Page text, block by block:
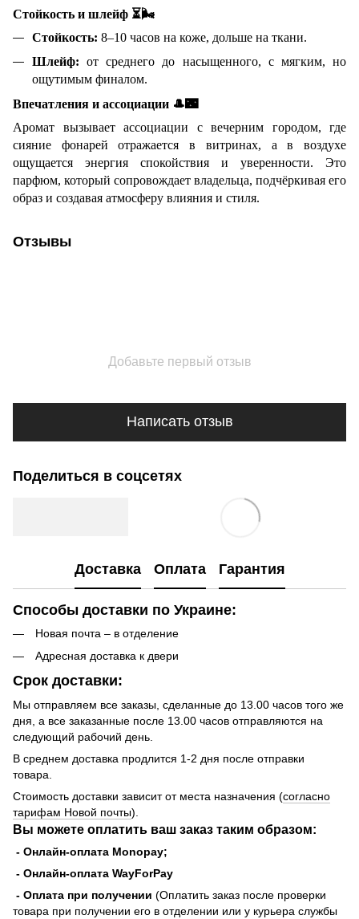
Стойкость и шлейф ⏳🌬
Стойкость: 8–10 часов на коже, дольше на ткани.
Шлейф: от среднего до насыщенного, с мягким, но
ощутимым финалом.
Впечатления и ассоциации 🎩🌃
Аромат вызывает ассоциации с вечерним городом, где
сияние фонарей отражается в витринах, а в воздухе
ощущается энергия спокойствия и уверенности. Это
парфюм, который сопровождает владельца, подчёркивая его
образ и создавая атмосферу влияния и стиля.
Отзывы
Добавьте первый отзыв
Написать отзыв
Поделиться в соцсетях
Доставка Оплата Гарантия
Способы доставки по Украине:
Новая почта – в отделение
Адресная доставка к двери
Срок доставки:
Мы отправляем все заказы, сделанные до 13.00 часов того же
дня, а все заказанные после 13.00 часов отправляются на
следующий рабочий день.
В среднем доставка продлится 1-2 дня после отправки
товара.
Стоимость доставки зависит от места назначения (согласно
тарифам Новой почты).
Вы можете оплатить ваш заказ таким образом:
- Онлайн-оплата Monopay;
- Онлайн-оплата WayForPay
- Оплата при получении (Оплатить заказ после проверки
товара при получении его в отделении или у курьера службы